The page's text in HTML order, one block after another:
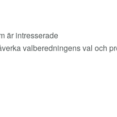
är intresserade
valberedningens val och